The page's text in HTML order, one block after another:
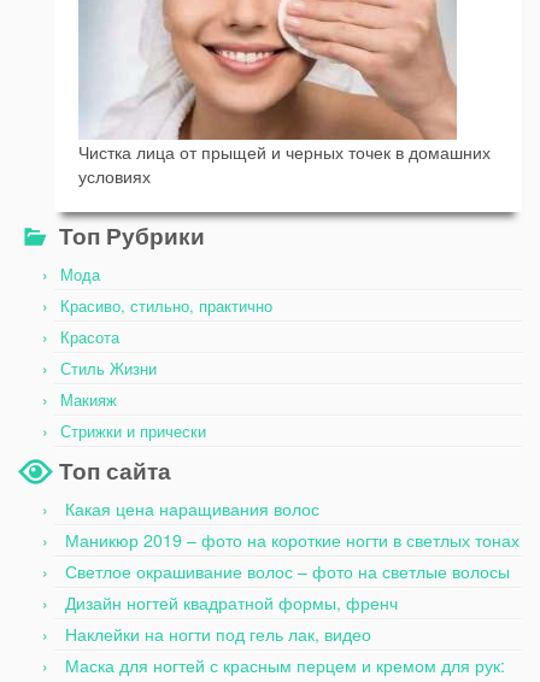
Чистка лица от прыщей и черных точек в домашних
условиях
Топ Рубрики
Мода
Красиво, стильно, практично
Красота
Стиль Жизни
Макияж
Стрижки и прически
Топ сайта
Какая цена наращивания волос
Маникюр 2019 – фото на короткие ногти в светлых тонах
Светлое окрашивание волос – фото на светлые волосы
Дизайн ногтей квадратной формы, френч
Наклейки на ногти под гель лак, видео
Маска для ногтей с красным перцем и кремом для рук: